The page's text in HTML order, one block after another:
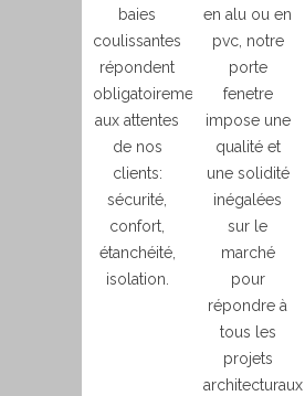
baies
coulissantes
répondent
obligatoirement
aux attentes
de nos
clients:
sécurité,
confort,
étanchéité,
isolation.
en alu ou en
pvc, notre
porte
fenetre
impose une
qualité et
une solidité
inégalées
sur le
marché
pour
répondre à
tous les
projets
architecturaux